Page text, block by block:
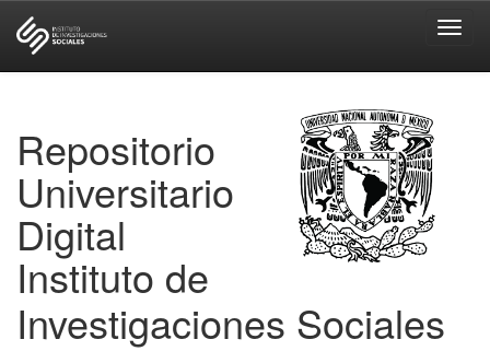
Repositorio
Universitario
Digital
Instituto de
Investigaciones Sociales